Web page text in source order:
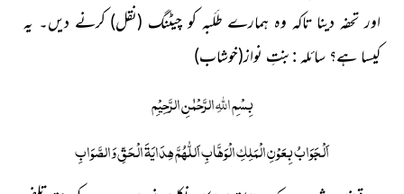
اور تحفہ دینا تاکہ وہ ہمارے طَلَبہ کو چیٹنگ (نقل) کرنے دیں۔ یہ
کیسا ہے؟سائلہ :بنتِ نواز(خوشاب)
بِسْمِاللہِالرَّحْمٰنِ الرَّحِیْمِ
اَلْجَوَابُ بِعَوْنِ الْمَلِکِ الْوَھَّابِ اَللّٰھُمَّ ھِدَایَۃَ الْحَقِّ وَالصَّوَابِ